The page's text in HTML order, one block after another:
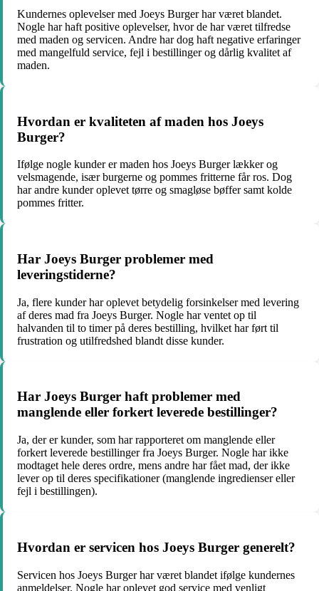
Kundernes oplevelser med Joeys Burger har været blandet.
Nogle har haft positive oplevelser, hvor de har været tilfredse
med maden og servicen. Andre har dog haft negative erfaringer
med mangelfuld service, fejl i bestillinger og dårlig kvalitet af
maden.
Hvordan er kvaliteten af maden hos Joeys
Burger?
Ifølge nogle kunder er maden hos Joeys Burger lækker og
velsmagende, især burgerne og pommes fritterne får ros. Dog
har andre kunder oplevet tørre og smagløse bøffer samt kolde
pommes fritter.
Har Joeys Burger problemer med
leveringstiderne?
Ja, flere kunder har oplevet betydelig forsinkelser med levering
af deres mad fra Joeys Burger. Nogle har ventet op til
halvanden til to timer på deres bestilling, hvilket har ført til
frustration og utilfredshed blandt disse kunder.
Har Joeys Burger haft problemer med
manglende eller forkert leverede bestillinger?
Ja, der er kunder, som har rapporteret om manglende eller
forkert leverede bestillinger fra Joeys Burger. Nogle har ikke
modtaget hele deres ordre, mens andre har fået mad, der ikke
lever op til deres specifikationer (manglende ingredienser eller
fejl i bestillingen).
Hvordan er servicen hos Joeys Burger generelt?
Servicen hos Joeys Burger har været blandet ifølge kundernes
anmeldelser. Nogle har oplevet god service med venligt